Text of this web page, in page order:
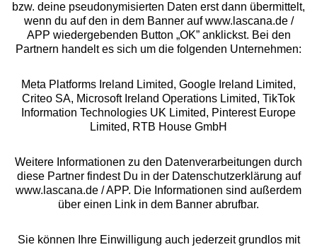
Rechtliches
Alle Preise inkl. MwSt., zzgl.
Versandkosten
** Bonität vorausgesetzt, berechtigt zur Bonitätsprüfung
bzw. deine pseudonymisierten Daten erst dann übermittelt,
wenn du auf den in dem Banner auf www.lascana.de /
APP wiedergebenden Button „OK” anklickst. Bei den
Partnern handelt es sich um die folgenden Unternehmen:
Meta Platforms Ireland Limited, Google Ireland Limited,
Criteo SA, Microsoft Ireland Operations Limited, TikTok
Information Technologies UK Limited, Pinterest Europe
Limited, RTB House GmbH
Weitere Informationen zu den Datenverarbeitungen durch
diese Partner findest Du in der Datenschutzerklärung auf
www.lascana.de / APP. Die Informationen sind außerdem
über einen Link in dem Banner abrufbar.
Sie können Ihre Einwilligung auch jederzeit grundlos mit